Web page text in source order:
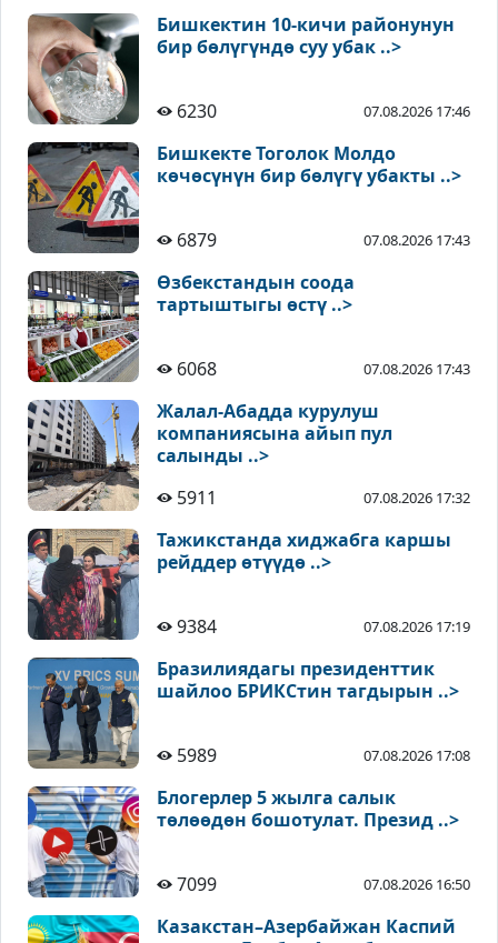
Бишкектин 10-кичи районунун
бир бөлүгүндө суу убак ..>
6230 07.08.2026 17:46
Бишкекте Тоголок Молдо
көчөсүнүн бир бөлүгү убакты ..>
6879 07.08.2026 17:43
Өзбекстандын соода
тартыштыгы өстү ..>
6068 07.08.2026 17:43
Жалал-Абадда курулуш
компаниясына айып пул
салынды ..>
5911
07.08.2026 17:32
Тажикстанда хиджабга каршы
рейддер өтүүдө ..>
9384 07.08.2026 17:19
Бразилиядагы президенттик
шайлоо БРИКСтин тагдырын ..>
5989 07.08.2026 17:08
Блогерлер 5 жылга салык
төлөөдөн бошотулат. Презид ..>
7099 07.08.2026 16:50
Казакстан–Азербайжан Каспий